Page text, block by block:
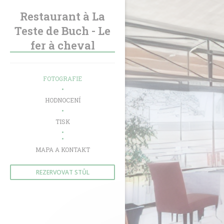
Restaurant à La
Teste de Buch - Le
fer à cheval
FOTOGRAFIE
HODNOCENÍ
TISK
((OTEVŘE SE V NOVÉM OKNĚ))
MAPA A KONTAKT
REZERVOVAT STŮL